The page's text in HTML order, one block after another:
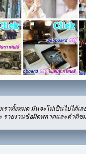
าทั้งหมด มันจะไม่เป็นไปได้เ
รายงานข้อผิดพลาดและคำติช